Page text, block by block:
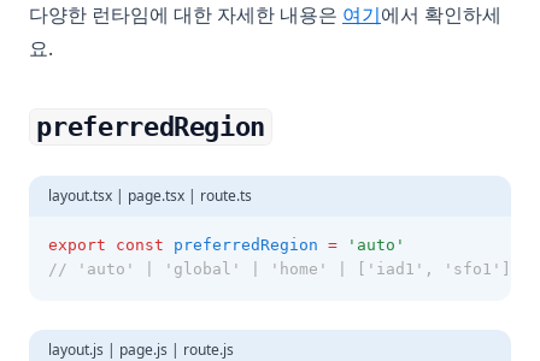
다양한 런타임에 대한 자세한 내용은 여기에서 확인하세
요.
preferredRegion
layout.tsx | page.tsx | route.ts
export const preferredRegion =
'auto'
// 'auto' | 'global' | 'home' | ['iad1', 'sfo1']
layout.js | page.js | route.js